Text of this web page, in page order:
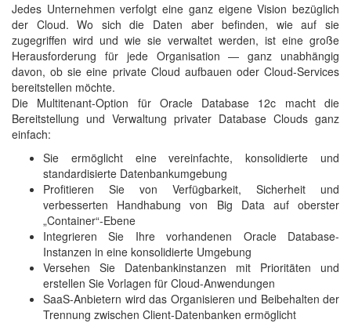
Jedes Unternehmen verfolgt eine ganz eigene Vision bezüglich
der Cloud. Wo sich die Daten aber befinden, wie auf sie
zugegriffen wird und wie sie verwaltet werden, ist eine große
Herausforderung für jede Organisation ― ganz unabhängig
davon, ob sie eine private Cloud aufbauen oder Cloud-Services
bereitstellen möchte.
Die Multitenant-Option für Oracle Database 12c macht die
Bereitstellung und Verwaltung privater Database Clouds ganz
einfach:
Sie ermöglicht eine vereinfachte, konsolidierte und
standardisierte Datenbankumgebung
Profitieren Sie von Verfügbarkeit, Sicherheit und
verbesserten Handhabung von Big Data auf oberster
„Container“-Ebene
Integrieren Sie Ihre vorhandenen Oracle Database-
Instanzen in eine konsolidierte Umgebung
Versehen Sie Datenbankinstanzen mit Prioritäten und
erstellen Sie Vorlagen für Cloud-Anwendungen
SaaS-Anbietern wird das Organisieren und Beibehalten der
Trennung zwischen Client-Datenbanken ermöglicht